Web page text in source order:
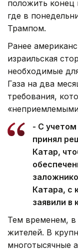
положить
где в
Трампом.
Ранее
израильская
необходимые
Газа на два
требования,
- С
принял
Катар,
Катара, с
заявили в
Тем временем, в
жителей. В
многотысячные